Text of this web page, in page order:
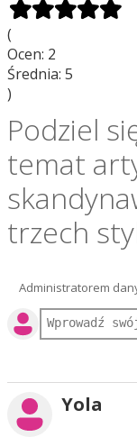
(
Ocen: 2
Średnia: 5
)
Podziel
temat
trzech
Administratorem
Yola